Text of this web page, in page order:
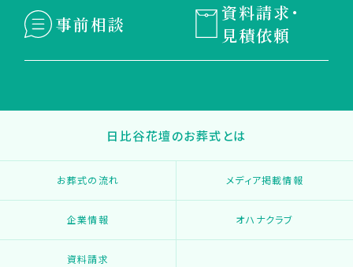
事前相談
資料請求・
見積依頼
日比谷花壇のお葬式とは
お葬式の流れ メディア掲載情報
企業情報 オハナクラブ
資料請求